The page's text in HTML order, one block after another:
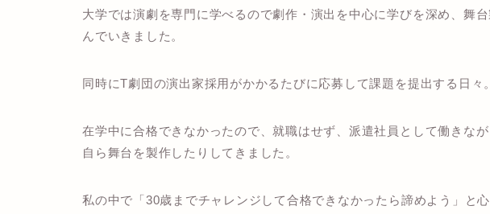
大学では演劇を専門に学べるので劇作・演出を中心に学びを深め、舞
んでいきました。
同時にT劇団の演出家採用がかかるたびに応募して課題を提出する日々。
在学中に合格できなかったので、就職はせず、派遣社員として働きな
自ら舞台を製作したりしてきました。
私の中で「30歳までチャレンジして合格できなかったら諦めよう」と